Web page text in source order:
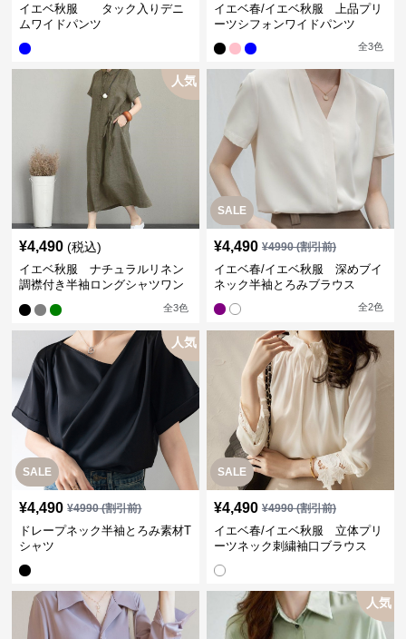
イエベ秋服 タック入りデニ
ムワイドパンツ
イエベ春/イエベ秋服 上品プリ
ーツシフォンワイドパンツ
全3色
人気
¥4,490 (税込)
イエベ秋服 ナチュラルリネン
調襟付き半袖ロングシャツワン
全3色
SALE
¥4,490 ¥4990(割引前)
イエベ春/イエベ秋服 深めブイ
ネック半袖とろみブラウス
全2色
SALE
人気
¥4,490 ¥4990(割引前)
ドレープネック半袖とろみ素材T
シャツ
SALE
¥4,490 ¥4990(割引前)
イエベ春/イエベ秋服 立体プリ
ーツネック刺繍袖口ブラウス
人気